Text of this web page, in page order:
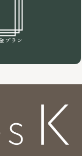
プラン